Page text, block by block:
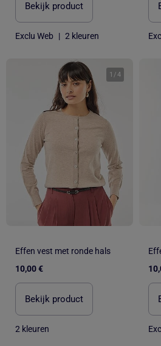
Bekijk product
Exclu Web | 2 kleuren
1 /4
Effen vest met ronde hals
10,00 €
Bekijk product
2 kleuren